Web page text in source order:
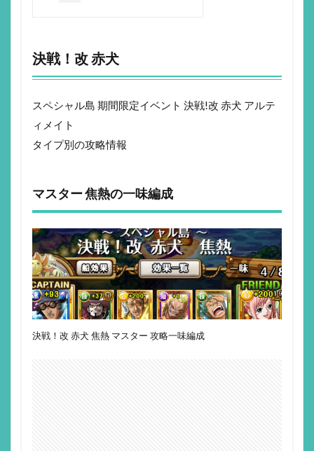
決戦！改 赤犬
スペシャル島 期間限定イベント 決戦!改 赤犬 アルテ
ィメイト
タイプ別の攻略情報
マスター 焦熱の一味編成
決戦！改 赤犬 焦熱 マスター 攻略一味編成